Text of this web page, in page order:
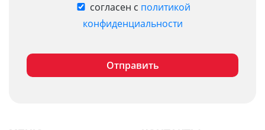
согласен с политикой
конфиденциальности